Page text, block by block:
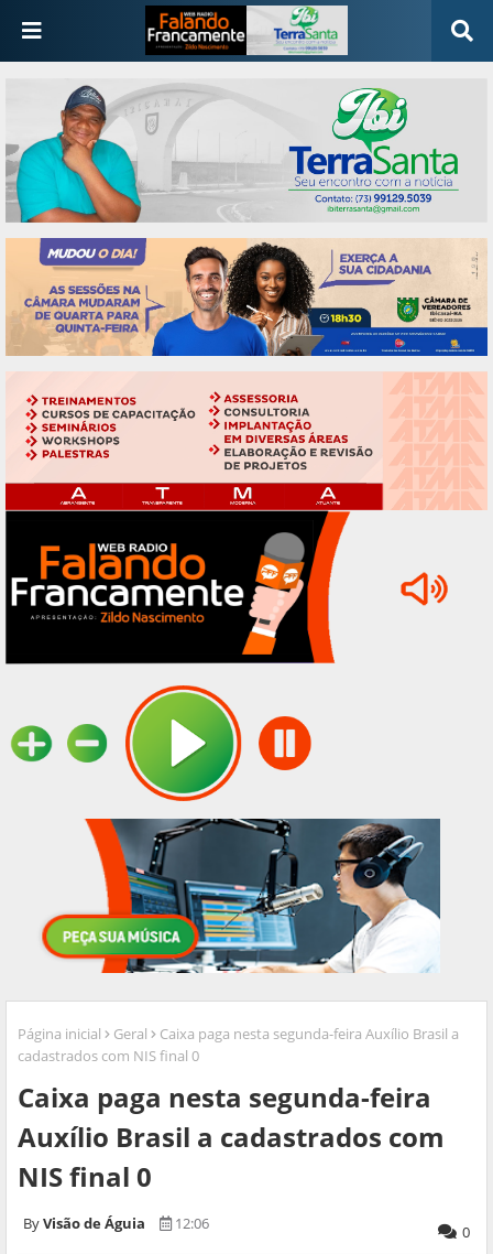
Página inicial Geral
Caixa paga nesta segunda-feira Auxílio Brasil a
cadastrados com NIS final 0
Caixa paga nesta segunda-feira
Auxílio Brasil a cadastrados com
NIS final 0
Visão de Águia 12:06 0